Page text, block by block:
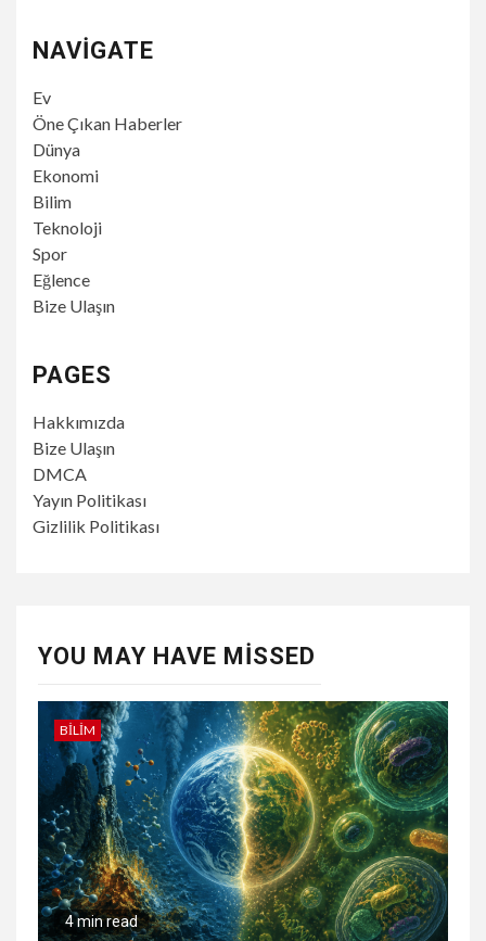
NAVIGATE
Ev
Öne Çıkan Haberler
Dünya
Ekonomi
Bilim
Teknoloji
Spor
Eğlence
Bize Ulaşın
PAGES
Hakkımızda
Bize Ulaşın
DMCA
Yayın Politikası
Gizlilik Politikası
YOU MAY HAVE MISSED
BILIM
4 min read